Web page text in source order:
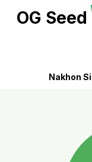
OG
Nakhon